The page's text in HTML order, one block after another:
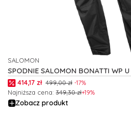
SPODNIE SALOMON BONATTI WP
PRODUCENT
SALOMON
Cena promocyjna
414,17 zł 499,00 zł -17%
Najniższa cena: 349,30 zł+19%
Zobacz produkt